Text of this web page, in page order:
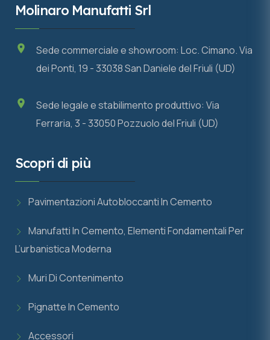
Molinaro Manufatti Srl
Sede commerciale e showroom: Loc. Cimano. Via
dei Ponti, 19 - 33038 San Daniele del Friuli (UD)
Sede legale e stabilimento produttivo: Via
Ferraria, 3 - 33050 Pozzuolo del Friuli (UD)
Scopri di più
Pavimentazioni Autobloccanti In Cemento
Manufatti In Cemento, Elementi Fondamentali Per
L’urbanistica Moderna
Muri Di Contenimento
Pignatte In Cemento
Accessori